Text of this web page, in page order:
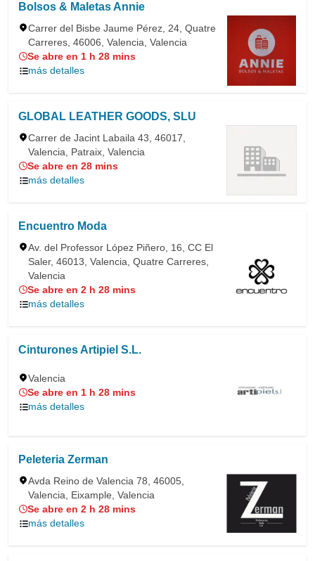
Bolsos & Maletas Annie
Carrer del Bisbe Jaume Pérez, 24, Quatre
Carreres, 46006, Valencia, Valencia
Se abre en 1 h 28 mins
más detalles
GLOBAL LEATHER GOODS, SLU
Carrer de Jacint Labaila 43, 46017,
Valencia, Patraix, Valencia
Se abre en 28 mins
más detalles
Encuentro Moda
Av. del Professor López Piñero, 16, CC El
Saler, 46013, Valencia, Quatre Carreres,
Valencia
Se abre en 2 h 28 mins
más detalles
Cinturones Artipiel S.L.
Valencia
Se abre en 1 h 28 mins
más detalles
Peleteria Zerman
Avda Reino de Valencia 78, 46005,
Valencia, Eixample, Valencia
Se abre en 2 h 28 mins
más detalles